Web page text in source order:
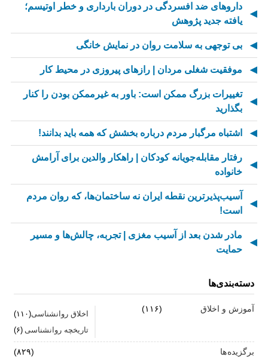
داروهای ضد افسردگی در دوران بارداری و خطر اوتیسم؛
یافته جدید پژوهش
بی توجهی به سلامت روان در نمایش خانگی
موفقیت شغلی مردان | رازهای پیروزی در محیط کار
تغییرات بزرگ ممکن است: باور به غیرممکن بودن را کنار
بگذارید
اشتباه مرگبار مردم درباره بخشش که همه باید بدانند!
رفتار مقابله‌جویانه کودکان | راهکار والدین برای آرامش
خانواده
آسیب‌پذیرترین نقطه ایران نه ساختمان‌ها، که روان مردم
است!
مادر شدن بعد از آسیب مغزی | تجربه، چالش‌ها و مسیر
حمایت
رهبران خاکستری | وقتی خم کردن قوانین، قدرت می‌آورد
دسته‌بندی‌ها
آموزش و اخلاق (۱۱۶)
اخلاق روانشناسی(۱۱۰)
تاریخچه روانشناسی (۶)
برگزیده ها (۸۲۹)